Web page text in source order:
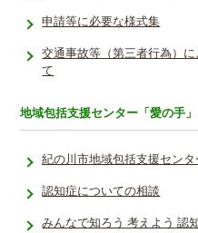
申請等に必要な様式集
交通事故等（第三者行為）
て
地域包括支援センター「愛の手」
紀の川市地域包括支援センタ
認知症についての相談
みんなで知ろう 考えよう 認